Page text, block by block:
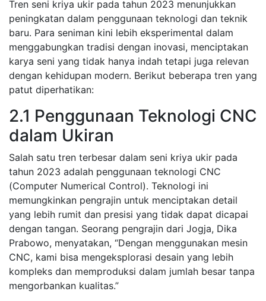
Tren seni kriya ukir pada tahun 2023 menunjukkan
peningkatan dalam penggunaan teknologi dan teknik
baru. Para seniman kini lebih eksperimental dalam
menggabungkan tradisi dengan inovasi, menciptakan
karya seni yang tidak hanya indah tetapi juga relevan
dengan kehidupan modern. Berikut beberapa tren yang
patut diperhatikan:
2.1 Penggunaan Teknologi CNC
dalam Ukiran
Salah satu tren terbesar dalam seni kriya ukir pada
tahun 2023 adalah penggunaan teknologi CNC
(Computer Numerical Control). Teknologi ini
memungkinkan pengrajin untuk menciptakan detail
yang lebih rumit dan presisi yang tidak dapat dicapai
dengan tangan. Seorang pengrajin dari Jogja, Dika
Prabowo, menyatakan, “Dengan menggunakan mesin
CNC, kami bisa mengeksplorasi desain yang lebih
kompleks dan memproduksi dalam jumlah besar tanpa
mengorbankan kualitas.”